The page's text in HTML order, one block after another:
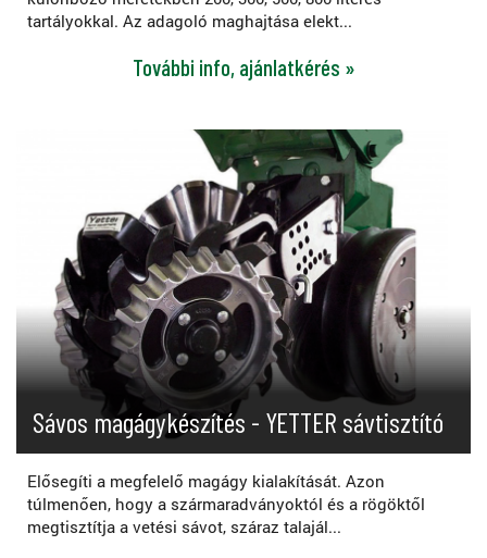
tartályokkal. Az adagoló maghajtása elekt...
További info, ajánlatkérés »
Sávos magágykészítés - YETTER sávtisztító
Elősegíti a megfelelő magágy kialakítását. Azon
túlmenően, hogy a szármaradványoktól és a rögöktől
megtisztítja a vetési sávot, száraz talajál...